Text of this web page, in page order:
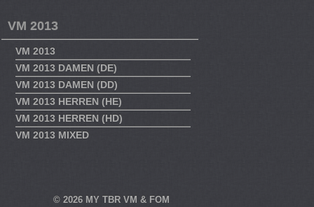
VM 2013
VM 2013
VM 2013 DAMEN (DE)
VM 2013 DAMEN (DD)
VM 2013 HERREN (HE)
VM 2013 HERREN (HD)
VM 2013 MIXED
© 2026 MY TBR VM & FOM